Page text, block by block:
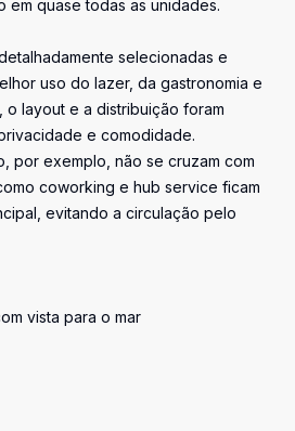
em quase todas as unidades.
selecionadas e
uso do lazer, da gastronomia e
o layout e a distribuição foram
e comodidade.
por exemplo, não se cruzam com
coworking e hub service ficam
evitando a circulação pelo
vista para o mar